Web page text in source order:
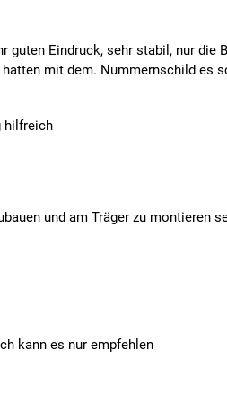
guten Eindruck, sehr stabil, nur
mit dem. Nummernschild es
hilfreich
und am Träger zu montieren
kann es nur empfehlen